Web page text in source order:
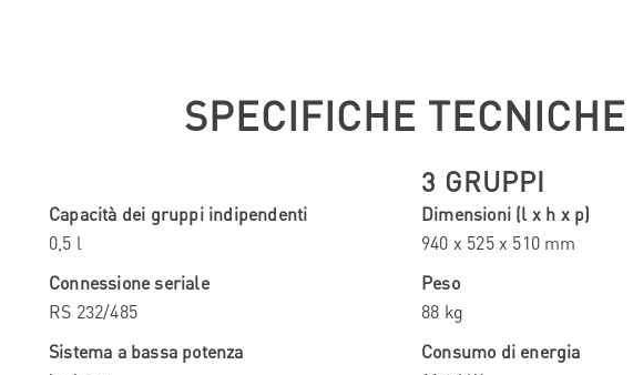
SPECIFICHE TECNICHE
Capacità dei gruppi indipendenti
0,5 l
Connessione seriale
RS 232/485
Sistema a bassa potenza
3 GRUPPI
Dimensioni (l x h x p)
940 x 525 x 510 mm
Peso
88 kg
Consumo di energia